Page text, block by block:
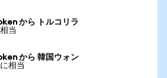
から トルコリラ
当
から 韓国ウォン
相当